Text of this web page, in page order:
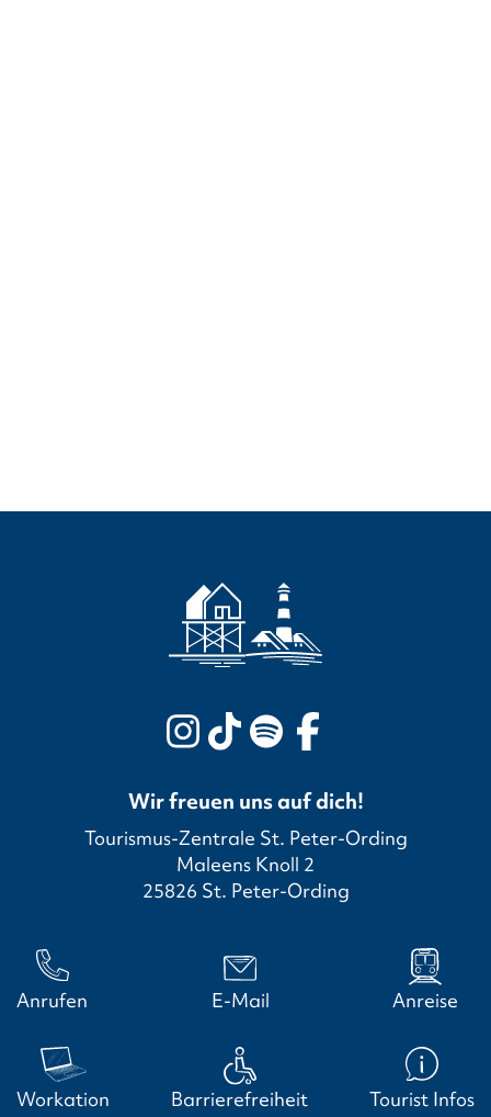
Wir freuen uns auf dich!
Tourismus-Zentrale St. Peter-Ording
Maleens Knoll 2
25826 St. Peter-Ording
Anrufen E-Mail Anreise
Workation Barrierefreiheit Tourist Infos